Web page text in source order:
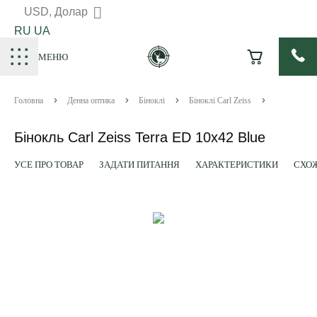
USD, Долар
RU UA
МЕНЮ
Головна Денна оптика Біноклі Біноклі Carl Zeiss
Бінокль Carl Zeiss Terra ED 10х42 Blue
УСЕ ПРО ТОВАР ЗАДАТИ ПИТАННЯ ХАРАКТЕРИСТИКИ